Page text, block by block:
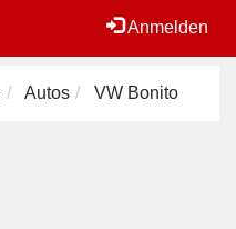
Anmelden
Autos VW Bonito